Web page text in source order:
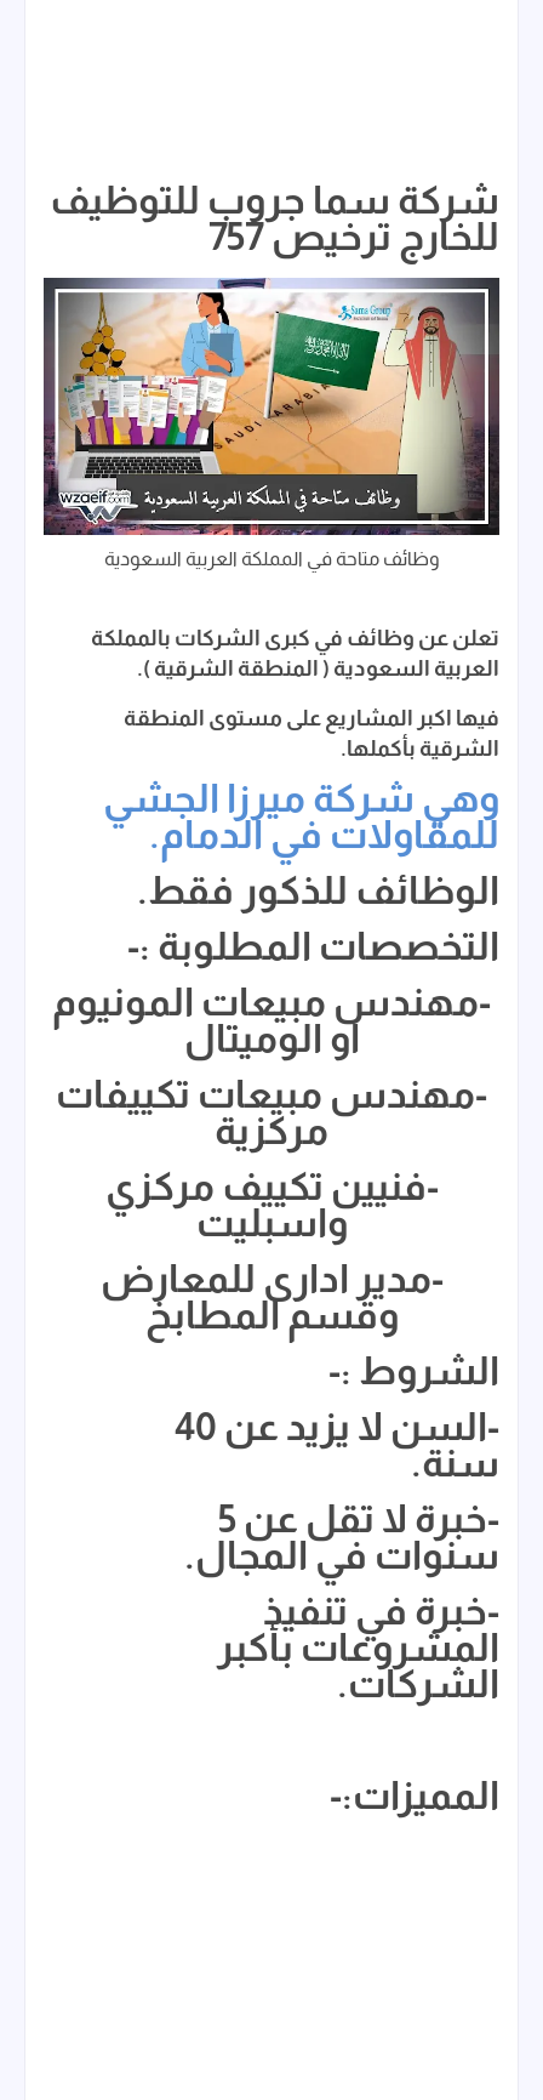
شركة سما جروب للتوظيف
للخارج ترخيص 757
وظائف متاحة في المملكة العربية السعودية
تعلن عن وظائف في كبرى الشركات بالمملكة
العربية السعودية ( المنطقة الشرقية ).
فيها اكبر المشاريع على مستوى المنطقة
الشرقية بأكملها.
وهي شركة ميرزا الجشي
للمقاولات في الدمام.
الوظائف للذكور فقط.
التخصصات المطلوبة :-
-مهندس مبيعات المونيوم
او الوميتال
-مهندس مبيعات تكييفات
مركزية
-فنيين تكييف مركزي
واسبليت
-مدير ادارى للمعارض
وقسم المطابخ
الشروط :-
-السن لا يزيد عن 40
سنة.
-خبرة لا تقل عن 5
سنوات في المجال.
-خبرة في تنفيذ
المشروعات بأكبر
الشركات.
المميزات:-